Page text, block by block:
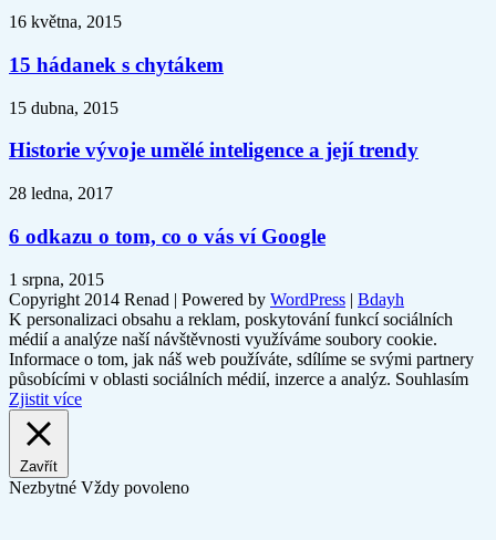
16 května, 2015
15 hádanek s chytákem
15 dubna, 2015
Historie vývoje umělé inteligence a její trendy
28 ledna, 2017
6 odkazu o tom, co o vás ví Google
1 srpna, 2015
Copyright 2014 Renad | Powered by WordPress | Bdayh
K personalizaci obsahu a reklam, poskytování funkcí sociálních
médií a analýze naší návštěvnosti využíváme soubory cookie.
Informace o tom, jak náš web používáte, sdílíme se svými partnery
působícími v oblasti sociálních médií, inzerce a analýz. Souhlasím
Zjistit více
Zavřít
Nezbytné Vždy povoleno